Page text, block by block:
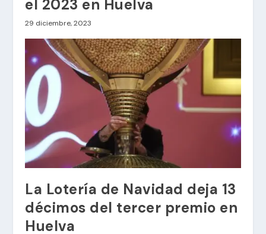
el 2023 en Huelva
29 diciembre, 2023
La Lotería de Navidad deja 13
décimos del tercer premio en
Huelva